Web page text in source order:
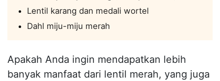
Lentil karang dan medali wortel
Dahl miju-miju merah
Apakah Anda ingin mendapatkan lebih
banyak manfaat dari lentil merah, yang juga